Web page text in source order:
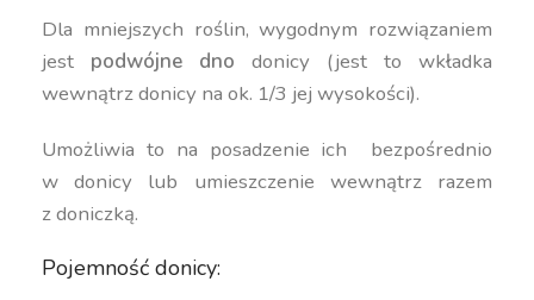
Dla mniejszych roślin, wygodnym rozwiązaniem
jest podwójne dno donicy (jest to wkładka
wewnątrz donicy na ok. 1/3 jej wysokości).
Umożliwia to na posadzenie ich bezpośrednio
w donicy lub umieszczenie wewnątrz razem
z doniczką.
Pojemność donicy: